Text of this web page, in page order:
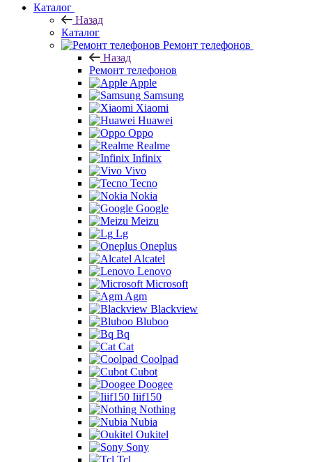
Каталог
Назад
Каталог
Ремонт телефонов
Назад
Ремонт телефонов
Apple
Samsung
Xiaomi
Huawei
Oppo
Realme
Infinix
Vivo
Tecno
Nokia
Google
Meizu
Lg
Oneplus
Alcatel
Lenovo
Microsoft
Agm
Blackview
Bluboo
Bq
Cat
Coolpad
Cubot
Doogee
Iiif150
Nothing
Nubia
Oukitel
Sony
Tcl